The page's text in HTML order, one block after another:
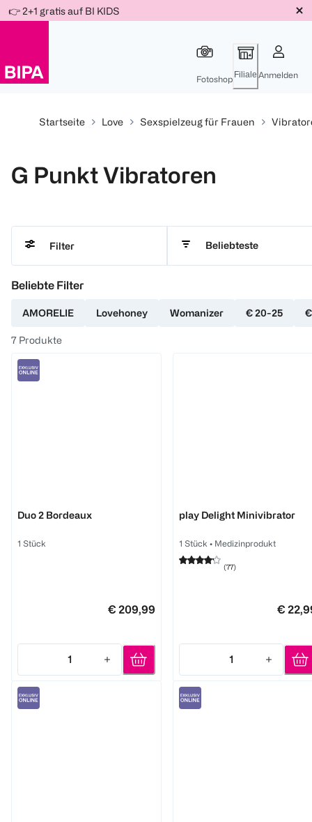
Für
Für
Für
Weiter
zum
👉 2+1 gratis auf BI KIDS
Fotoshop Filiale Anmelden
Startseite Love Sexspielzeug für Frauen
G Punkt Vibratoren
Filter Beliebteste
Beliebte Filter
AMORELIE Lovehoney Womanizer € 20-25
7 Produkte
Duo 2 Bordeaux
1 Stück
€ 209,99
1
Quantity: 1
play Delight Minivibrator
1 Stück • Medizinprodukt
(77)
€
1
Quantity: 1